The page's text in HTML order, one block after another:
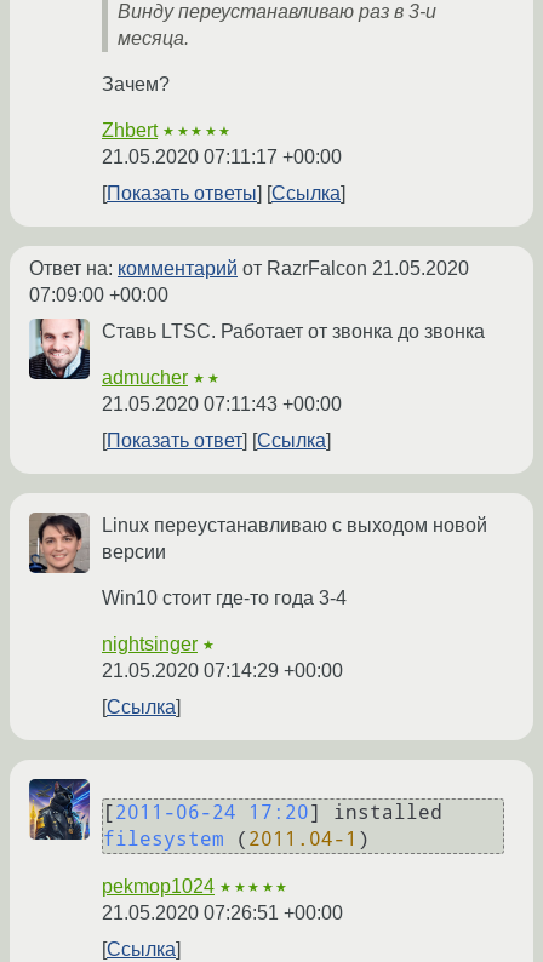
Винду переустанавливаю раз в 3-и
месяца.
Зачем?
Zhbert ★★★★★
21.05.2020 07:11:17 +00:00
Показать ответы
Ссылка
Ответ на: комментарий от RazrFalcon 21.05.2020
07:09:00 +00:00
Ставь LTSC. Работает от звонка до звонка
admucher ★★
21.05.2020 07:11:43 +00:00
Показать ответ
Ссылка
Linux переустанавливаю с выходом новой
версии
Win10 стоит где-то года 3-4
nightsinger ★
21.05.2020 07:14:29 +00:00
Ссылка
[2011-06-24 17:20]
filesystem ( 2011.04-1
pekmop1024 ★★★★★
21.05.2020 07:26:51 +00:00
Ссылка